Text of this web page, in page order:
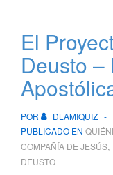
El
Deusto –
POR DLAMIQUIZ
PUBLICADO EN
COMPAÑÍA DE JESÚS,
DEUSTO